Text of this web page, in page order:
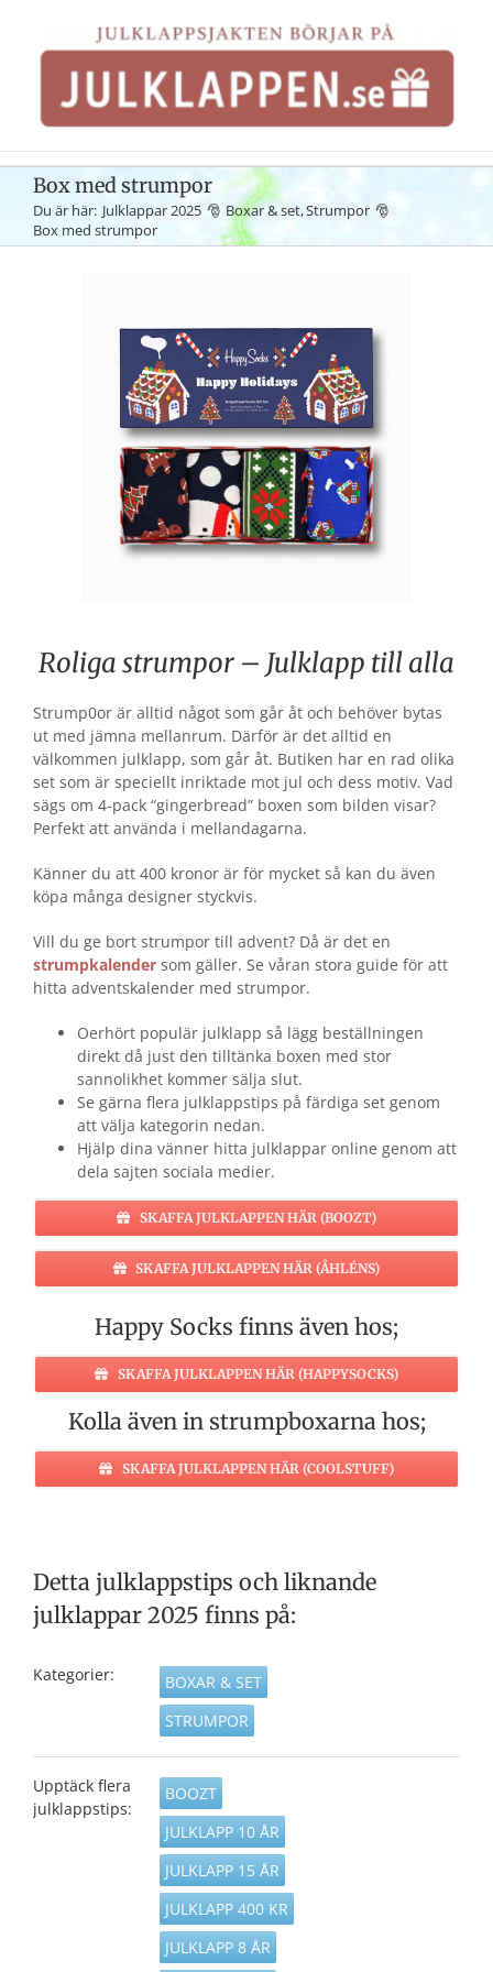
innehållet
Box med strumpor
Du är här: Julklappar 2025 Boxar & set Strumpor
Box med strumpor
Roliga strumpor – Julklapp till alla
Strump0or är alltid något som går åt och behöver bytas
ut med jämna mellanrum. Därför är det alltid en
välkommen julklapp, som går åt. Butiken har en rad olika
set som är speciellt inriktade mot jul och dess motiv. Vad
sägs om 4-pack “gingerbread” boxen som bilden visar?
Perfekt att använda i mellandagarna.
Känner du att 400 kronor är för mycket så kan du även
köpa många designer styckvis.
Vill du ge bort strumpor till advent? Då är det en
strumpkalender som gäller. Se våran stora guide för att
hitta adventskalender med strumpor.
Oerhört populär julklapp så lägg beställningen
direkt då just den tilltänka boxen med stor
sannolikhet kommer sälja slut.
Se gärna flera julklappstips på färdiga set genom
att välja kategorin nedan.
Hjälp dina vänner hitta julklappar online genom att
dela sajten sociala medier.
SKAFFA JULKLAPPEN HÄR (BOOZT)
SKAFFA JULKLAPPEN HÄR (ÅHLÉNS)
Happy Socks finns även hos;
SKAFFA JULKLAPPEN HÄR (HAPPYSOCKS)
Kolla även in strumpboxarna hos;
SKAFFA JULKLAPPEN HÄR (COOLSTUFF)
Detta julklappstips och liknande
julklappar 2025 finns på:
Kategorier:
BOXAR & SET
STRUMPOR
Upptäck flera
julklappstips:
BOOZT
JULKLAPP 10 ÅR
JULKLAPP 15 ÅR
JULKLAPP 400 KR
JULKLAPP 8 ÅR